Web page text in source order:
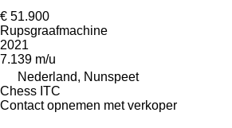
€ 51.900
Rupsgraafmachine
2021
7.139 m/u
Nederland, Nunspeet
Chess ITC
Contact opnemen met verkoper